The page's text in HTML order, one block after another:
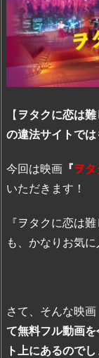
【 ヲタクに恋は
の違法サイトで
今回は映画 『ヲ
いただきます！
『ヲタクに恋は
も、かなりお気
さて、そんな映画
て無料フル動画
ト上にあるので